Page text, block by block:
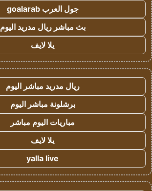
جول العرب goalarab
بث مباشر ريال مدريد اليوم
يلا لايف
ريال مدريد مباشر اليوم
برشلونة مباشر اليوم
مباريات اليوم مباشر
يلا لايف
yalla live